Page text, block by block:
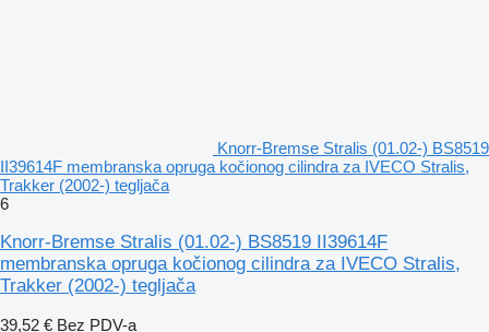
Knorr-Bremse Stralis (01.02-) BS8519
II39614F membranska opruga kočionog cilindra za IVECO Stralis,
Trakker (2002-) tegljača
6
Knorr-Bremse Stralis (01.02-) BS8519 II39614F
membranska opruga kočionog cilindra za IVECO Stralis,
Trakker (2002-) tegljača
39,52 € Bez PDV-a